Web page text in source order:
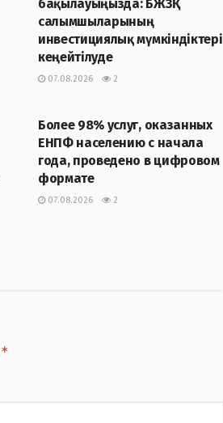
бақылауыңызда: БЖЗҚ
салымшыларының
инвестициялық мүмкіндіктері
кеңейтілуде
07.08.2026 2
Более 98% услуг, оказанных
ЕНПФ населению с начала
года, проведено в цифровом
формате
07.08.2026 2
*